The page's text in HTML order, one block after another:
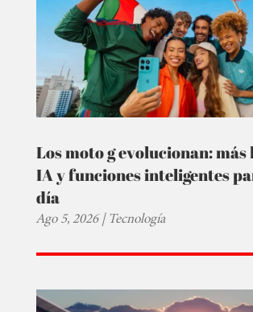
Los moto g evolucionan:
IA y funciones inteligentes
día
Ago 5, 2026|Tecnología